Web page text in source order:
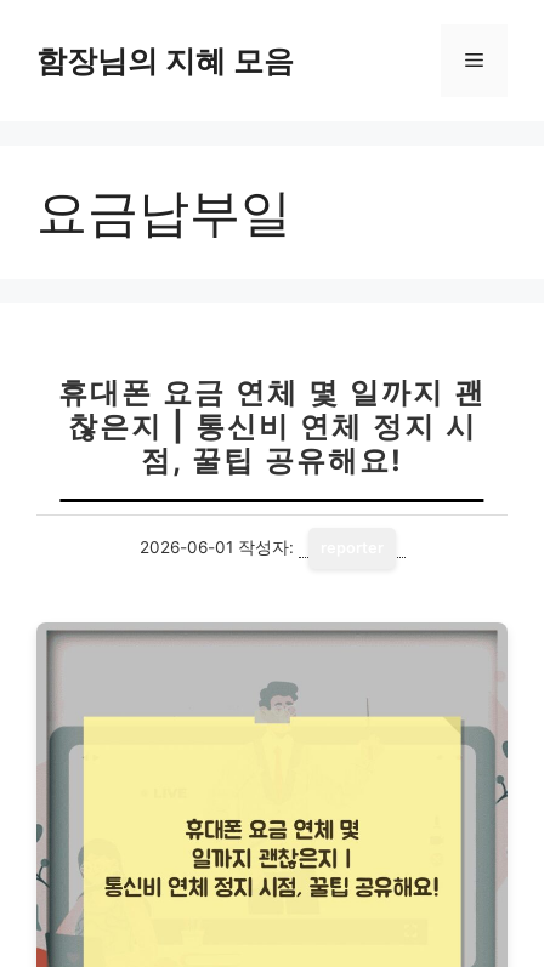
함장님의 지혜 모음 메
요금납부일
휴대폰 요금 연체 몇 일까지 괜
찮은지 | 통신비 연체 정지 시
점, 꿀팁 공유해요!
2026-06-01 작성자: